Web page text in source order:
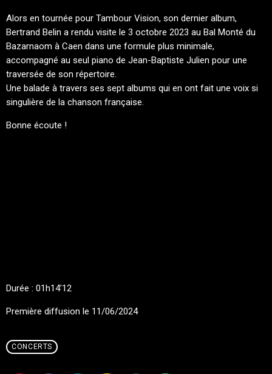
Alors en tournée pour Tambour Vision, son dernier album,
Bertrand Belin a rendu visite le 3 octobre 2023 au Bal Monté du
Bazarnaom à Caen dans une formule plus minimale,
accompagné au seul piano de Jean-Baptiste Julien pour une
traversée de son répertoire.
Une balade à travers ses sept albums qui en ont fait une voix si
singulière de la chanson française.
Bonne écoute !
Durée : 01h14’12
Première diffusion le 11/06/2024
CONCERTS